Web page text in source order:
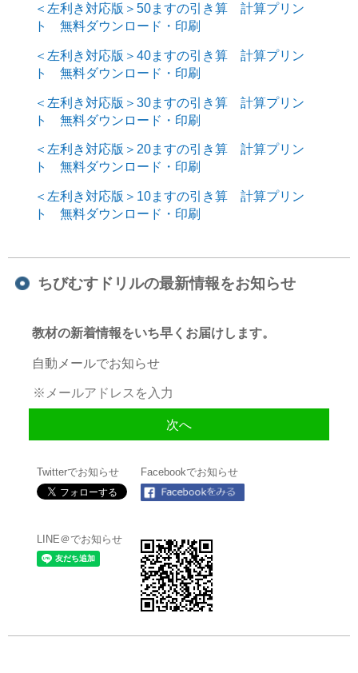
＜左利き対応版＞50ますの引き算 計算プリン
ト 無料ダウンロード・印刷
＜左利き対応版＞40ますの引き算 計算プリン
ト 無料ダウンロード・印刷
＜左利き対応版＞30ますの引き算 計算プリン
ト 無料ダウンロード・印刷
＜左利き対応版＞20ますの引き算 計算プリン
ト 無料ダウンロード・印刷
＜左利き対応版＞10ますの引き算 計算プリン
ト 無料ダウンロード・印刷
ちびむすドリルの最新情報をお知らせ
教材の新着情報をいち早くお届けします。
自動メールでお知らせ
Twitterでお知らせ Facebookでお知らせ
LINE＠でお知らせ